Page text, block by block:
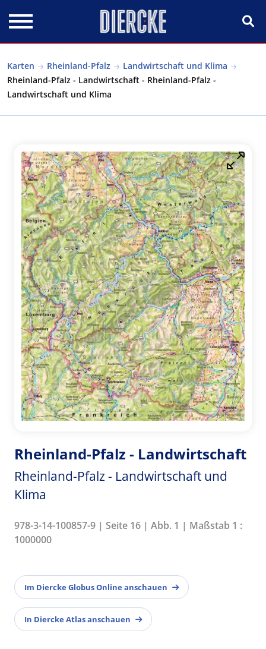
Karten Rheinland-Pfalz
Landwirtschaft und Klima
Rheinland-Pfalz - Landwirtschaft - Rheinland-Pfalz -
Landwirtschaft und Klima
Rheinland-Pfalz - Landwirtschaft
Rheinland-Pfalz - Landwirtschaft und
Klima
978-3-14-100857-9 | Seite 16 | Abb. 1 | Maßstab 1 :
1000000
Im Diercke Globus Online anschauen
In Diercke Atlas anschauen